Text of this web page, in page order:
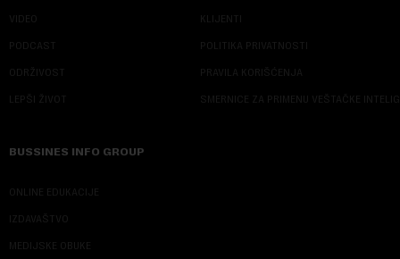
VIDEO
PODCAST
ODRŽIVOST
LEPŠI ŽIVOT
KLIJENTI
POLITIKA PRIVATNOSTI
PRAVILA KORIŠĆENJA
SMERNICE ZA PRIMENU VEŠTAČKE
BUSSINES INFO GROUP
ONLINE EDUKACIJE
IZDAVAŠTVO
MEDIJSKE OBUKE